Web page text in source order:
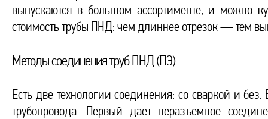
выпускаются в большом ассортименте, и можно
стоимость трубы ПНД: чем длиннее отрезок — тем
Методы соединения труб ПНД (ПЭ)
Есть две технологии соединения: со сваркой и
трубопровода. Первый дает неразъемное